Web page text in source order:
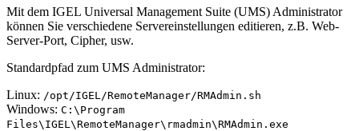
Mit dem IGEL Universal Management Suite (UMS) Administrator
können Sie verschiedene Servereinstellungen editieren, z.B. Web-
Server-Port, Cipher, usw.
Standardpfad zum UMS Administrator:
Linux: /opt/IGEL/RemoteManager/RMAdmin.sh
Windows: C:\Program
Files\IGEL\RemoteManager\rmadmin\RMAdmin.exe